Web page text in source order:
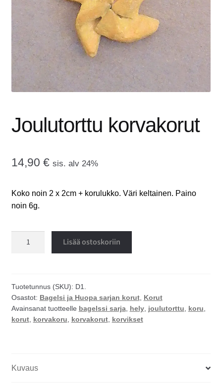
tason
valikko
OTA YHTEYTTÄ
GALLERIA
MAINOSMÖRKÖ
OSTOSKORI
Laajenna
valikko
Joulutorttu korvakorut
14,90 € sis. alv 24%
Koko noin 2 x 2cm + korulukko. Väri keltainen. Paino
noin 6g.
Lisää ostoskoriin
Tuotetunnus (SKU): D1.
Osastot: Bagelsi ja Huopa sarjan korut, Korut
Avainsanat tuotteelle bagelssi sarja, hely, joulutorttu, koru,
korut, korvakoru, korvakorut, korvikset
Kuvaus